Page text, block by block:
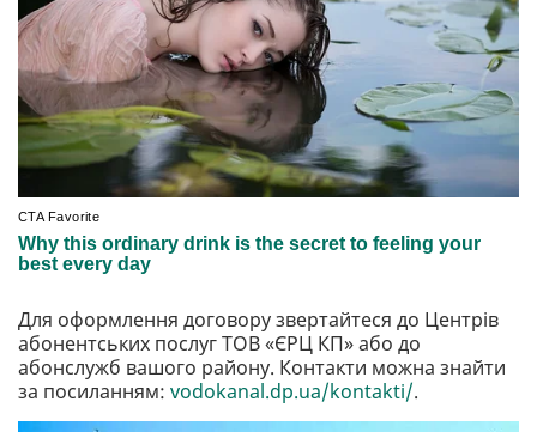
Для оформлення договору звертайтеся до Центрів
абонентських послуг ТОВ «ЄРЦ КП» або до
абонслужб вашого району. Контакти можна знайти
за посиланням: vodokanal.dp.ua/kontakti/.